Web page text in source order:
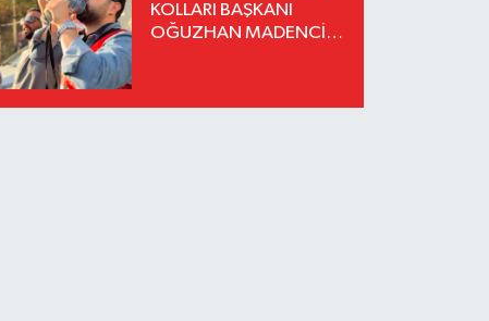
KOLLARI BAŞKANI
OĞUZHAN MADENCİ